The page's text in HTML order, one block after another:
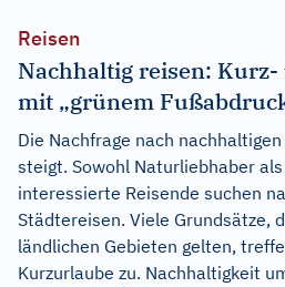
Reisen
Nachhaltig reisen:
mit „grünem
Die Nachfrage nach
steigt. Sowohl Naturliebhaber
interessierte Reisende suchen
Städtereisen. Viele Grundsätze,
ländlichen Gebieten gelten,
Kurzurlaube zu. Nachhaltigkeit